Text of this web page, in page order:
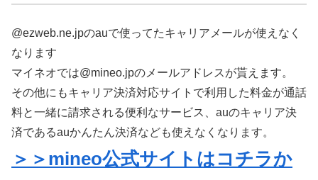
@ezweb.ne.jpのauで使ってたキャリアメールが使えなく
なります
マイネオでは@mineo.jpのメールアドレスが貰えます。
その他にもキャリア決済対応サイトで利用した料金が通話
料と一緒に請求される便利なサービス、auのキャリア決
済であるauかんたん決済なども使えなくなります。
＞＞mineo公式サイトはコチラか